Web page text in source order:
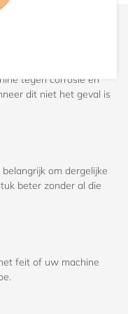
tegen corrosie én
dit niet het geval is
om dergelijke
beter zonder al die
feit of uw machine